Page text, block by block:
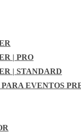
| PRO
| STANDARD
EVENTOS